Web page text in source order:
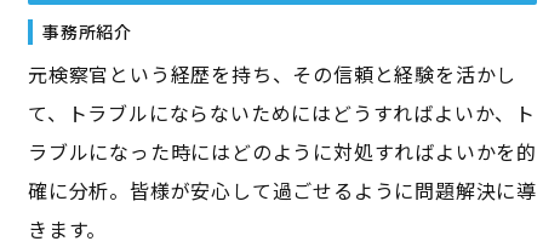
事務所紹介
元検察官という経歴を持ち、その信頼と経験を活かし
て、トラブルにならないためにはどうすればよいか、ト
ラブルになった時にはどのように対処すればよいかを的
確に分析。皆様が安心して過ごせるように問題解決に導
きます。